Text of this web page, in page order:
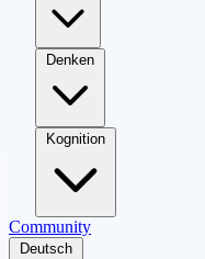
Denken
Kognition
Community
Deutsch